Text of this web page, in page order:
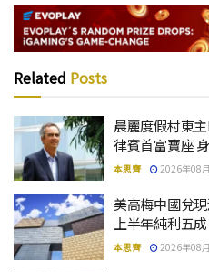
Related Posts
晨麗度假村東
律賓首富寶座
本思齊 2026年08
美高梅中國兌
上半年純利五成
本思齊 2026年08